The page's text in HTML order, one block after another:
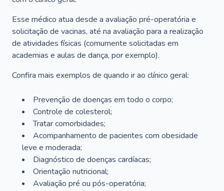
Esse médico atua desde a avaliação pré-operatória e
solicitação de vacinas, até na avaliação para a realização
de atividades físicas (comumente solicitadas em
academias e aulas de dança, por exemplo).
Confira mais exemplos de quando ir ao clínico geral:
Prevenção de doenças em todo o corpo;
Controle de colesterol;
Tratar comorbidades;
Acompanhamento de pacientes com obesidade
leve e moderada;
Diagnóstico de doenças cardíacas;
Orientação nutricional;
Avaliação pré ou pós-operatória;